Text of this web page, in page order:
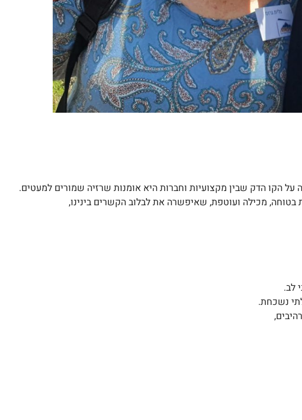
על הקו הדק שבין מקצועיות וחברות היא אומנות שרזיה שמורים למעטים.
בטוחה, מכילה ועוטפת, שאיפשרה את לבלוב הקשרים בינינו,
לב.
נשכחת.